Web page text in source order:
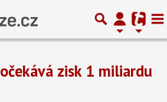
zisk 1 miliardu